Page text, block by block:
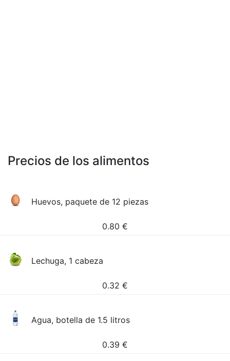
Precios de los alimentos
Huevos, paquete de 12 piezas
0.80 €
Lechuga, 1 cabeza
0.32 €
Agua, botella de 1.5 litros
0.39 €